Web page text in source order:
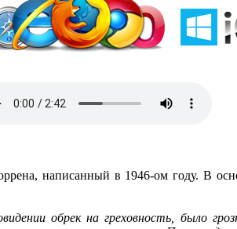
написанный в 1946-ом году. В
обрек на греховность, было